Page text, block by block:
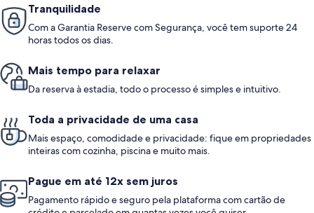
Tranquilidade
Com a Garantia Reserve com Segurança, você tem suporte 24
horas todos os dias.
Mais tempo para relaxar
Da reserva à estadia, todo o processo é simples e intuitivo.
Toda a privacidade de uma casa
Mais espaço, comodidade e privacidade: fique em propriedades
inteiras com cozinha, piscina e muito mais.
Pague em até 12x sem juros
Pagamento rápido e seguro pela plataforma com cartão de